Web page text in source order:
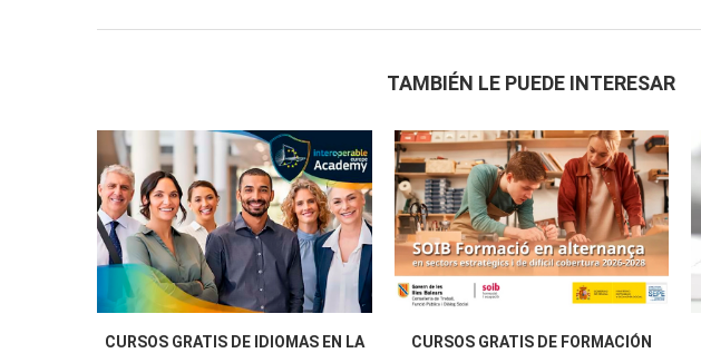
TAMBIÉN LE PUEDE INTERESAR
CURSOS GRATIS DE IDIOMAS EN LA
CURSOS GRATIS DE FORMACIÓN